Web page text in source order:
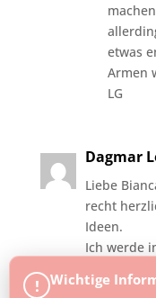
etwas
Armen
LG
Dagmar
Liebe
recht
Ideen.
Ich werde
nachnähen
! Wichtige